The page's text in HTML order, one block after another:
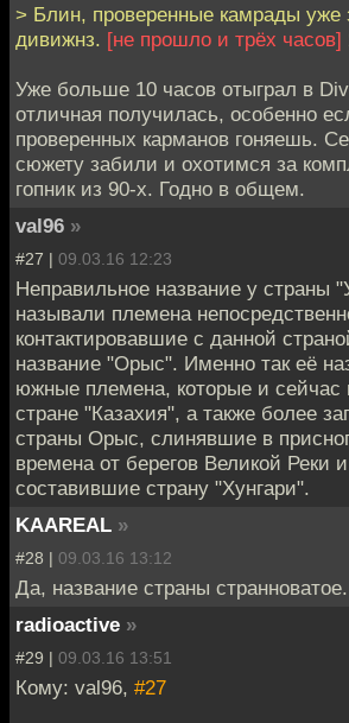
> Блин, проверенные камрады уже
дивижнз. [не прошло и трёх часов]
Уже больше 10 часов отыграл в
отличная получилась, особенно
проверенных карманов гоняешь.
сюжету забили и охотимся за
гопник из 90-х. Годно в общем.
val96 »
#27 | 09.03.16 12:23
Неправильное название у страны
называли племена
контактировавшие с данной
название "Орыс". Именно так её
южные племена, которые и сейчас
стране "Казахия", а также более
страны Орыс, слинявшие в
времена от берегов Великой Реки
составившие страну "Хунгари".
KAAREAL »
#28 | 09.03.16 13:12
Да, название страны странноватое.
radioactive »
#29 | 09.03.16 13:51
Кому: val96, #27